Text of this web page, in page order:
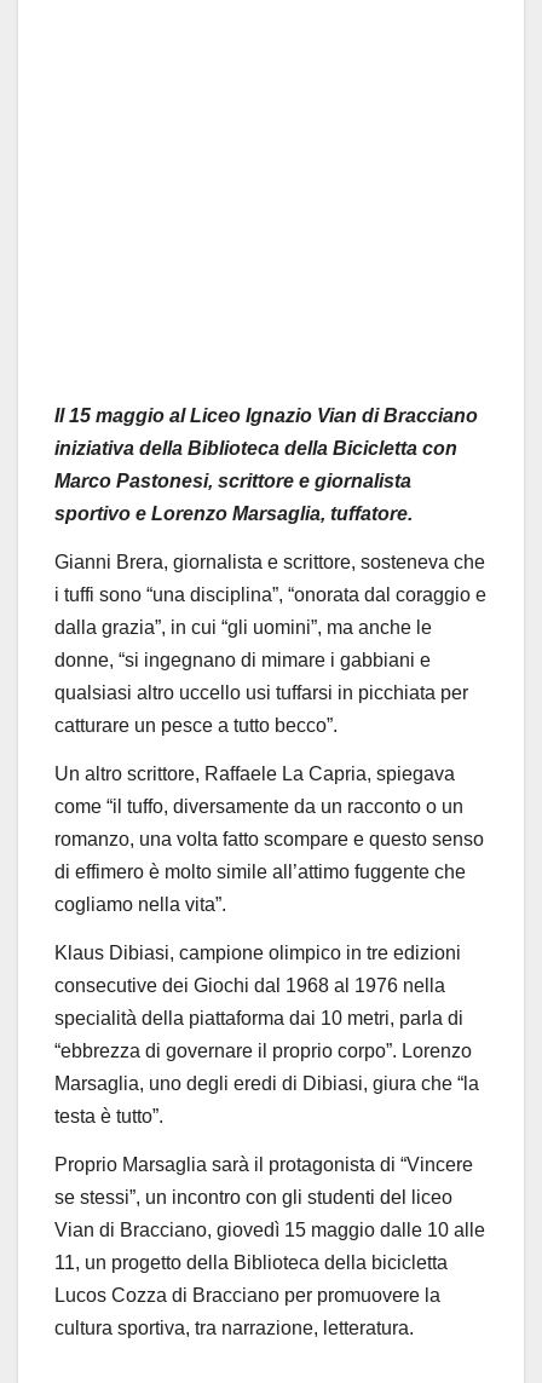
Il 15 maggio alLiceo Ignazio Vian di Bracciano
iniziativa della Biblioteca della Bicicletta con
Marco Pastonesi, scrittore e giornalista
sportivo e Lorenzo Marsaglia, tuffatore.
Gianni Brera, giornalista e scrittore, sosteneva che
i tuffi sono “una disciplina”, “onorata dal coraggio e
dalla grazia”, in cui “gli uomini”, ma anche le
donne, “si ingegnano di mimare i gabbiani e
qualsiasi altro uccello usi tuffarsi in picchiata per
catturare un pesce a tutto becco”.
Un altro scrittore, Raffaele La Capria, spiegava
come “il tuffo, diversamente da un racconto o un
romanzo, una volta fatto scompare e questo senso
di effimero è molto simile all’attimo fuggente che
cogliamo nella vita”.
Klaus Dibiasi, campione olimpico in tre edizioni
consecutive dei Giochi dal 1968 al 1976 nella
specialità della piattaforma dai 10 metri, parla di
“ebbrezza di governare il proprio corpo”. Lorenzo
Marsaglia, uno degli eredi di Dibiasi, giura che “la
testa è tutto”.
Proprio Marsaglia sarà il protagonista di “Vincere
se stessi”, un incontro con gli studenti del liceo
Vian di Bracciano, giovedì 15 maggio dalle 10 alle
11, un progetto della Biblioteca della bicicletta
Lucos Cozza di Bracciano per promuovere la
cultura sportiva, tra narrazione, letteratura.